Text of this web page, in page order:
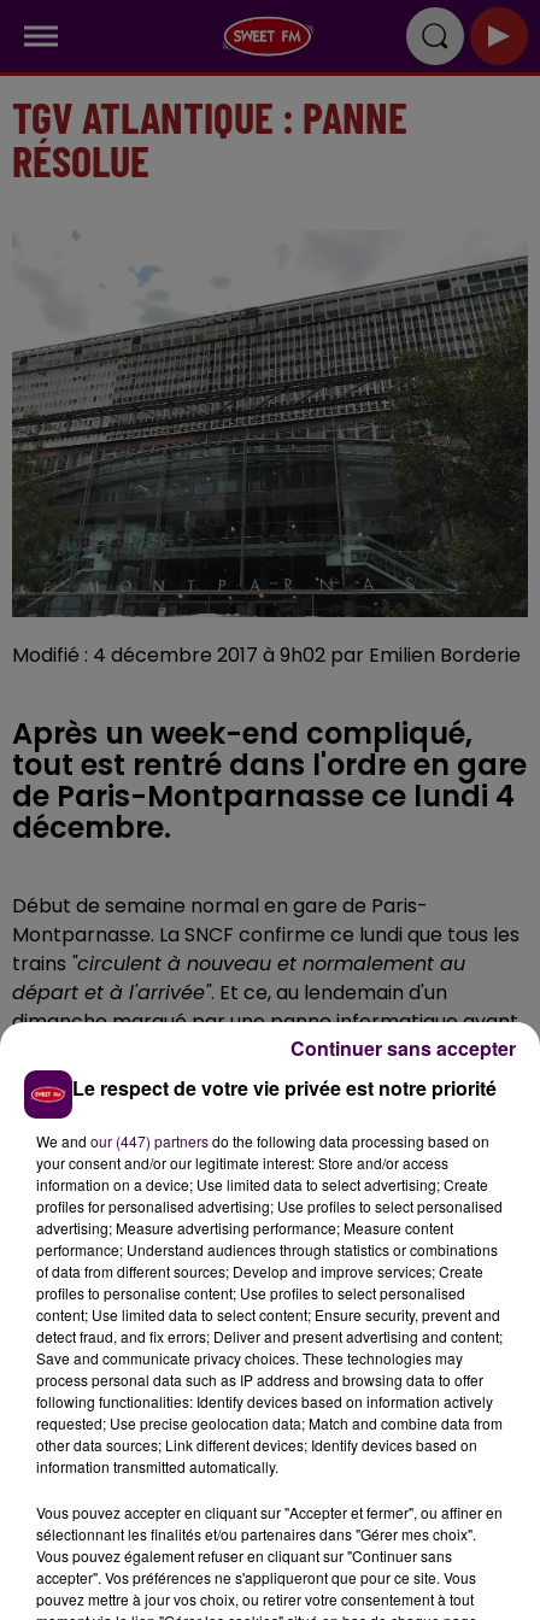
TGV ATLANTIQUE : PANNE
RÉSOLUE
Modifié : 4 décembre 2017 à 9h02 par Emilien Borderie
Après un week-end compliqué,
tout est rentré dans l'ordre en gare
de Paris-Montparnasse ce lundi 4
décembre.
Début de semaine normal en gare de Paris-
Montparnasse. La SNCF confirme ce lundi que tous les
trains "circulent à nouveau et normalement au
départ et à l'arrivée". Et ce, au lendemain d'un
dimanche marqué par une panne informatique ayant
entraîné une interruption totale des circulations des
TGV, TER, Intercités et Transilien.
À LA UNE
7 août 2026
Gagnez vos pass pour le V and B Fest' 2026 !
11 juillet 2026
Inscrivez-vous au casting The Voice & The Voice
Kids !
Le respect de votre vie privée est notre priorité
We and our (447) partnersdo the following data processing based on
your consent and/or our legitimate interest: Store and/or access
information on a device; Use limited data to select advertising; Create
profiles for personalised advertising; Use profiles to select personalised
advertising; Measure advertising performance; Measure content
performance; Understand audiences through statistics or combinations
of data from different sources; Develop and improve services; Create
profiles to personalise content; Use profiles to select personalised
content; Use limited data to select content; Ensure security, prevent and
detect fraud, and fix errors; Deliver and present advertising and content;
Save and communicate privacy choices. These technologies may
process personal data such as IP address and browsing data to offer
following functionalities: Identify devices based on information actively
requested; Use precise geolocation data; Match and combine data from
other data sources; Link different devices; Identify devices based on
information transmitted automatically.
Vous pouvez accepter en cliquant sur "Accepter et fermer", ou affiner en
sélectionnant les finalités et/ou partenaires dans "Gérer mes choix".
Vous pouvez également refuser en cliquant sur "Continuer sans
accepter". Vos préférences ne s'appliqueront que pour ce site. Vous
pouvez mettre à jour vos choix, ou retirer votre consentement à tout
Continuer sans accepter